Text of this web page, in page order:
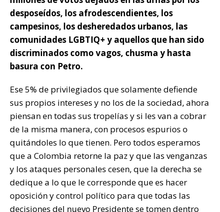
desposeídos, los afrodescendientes, los
campesinos, los desheredados urbanos, las
comunidades LGBTIQ+ y aquellos que han sido
discriminados como vagos, chusma y hasta
basura con Petro.
Ese 5% de privilegiados que solamente defiende
sus propios intereses y no los de la sociedad, ahora
piensan en todas sus tropelías y si les van a cobrar
de la misma manera, con procesos espurios o
quitándoles lo que tienen. Pero todos esperamos
que a Colombia retorne la paz y que las venganzas
y los ataques personales cesen, que la derecha se
dedique a lo que le corresponde que es hacer
oposición y control político para que todas las
decisiones del nuevo Presidente se tomen dentro